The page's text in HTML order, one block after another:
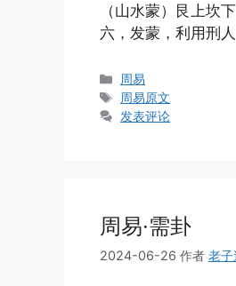
（山水蒙）艮上坎
六，发蒙，利用刑
分
类
周易
标
签
周易原文
发表评论
周易·需卦
2024-06-26 作者 老子